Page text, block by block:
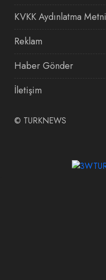
KVKK Aydınlatma Metni
Reklam
Haber Gönder
İletişim
© TURKNEWS